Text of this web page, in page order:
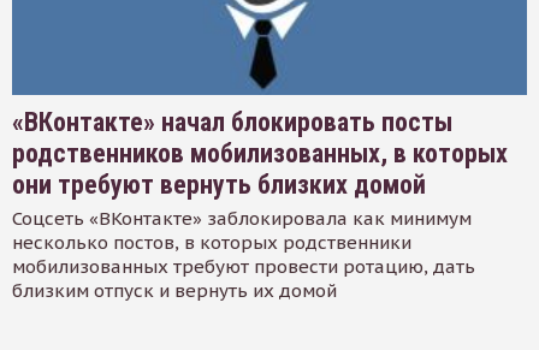
«ВКонтакте» начал блокировать посты
родственников мобилизованных, в которых
они требуют вернуть близких домой
Соцсеть «ВКонтакте» заблокировала как минимум
несколько постов, в которых родственники
мобилизованных требуют провести ротацию, дать
близким отпуск и вернуть их домой